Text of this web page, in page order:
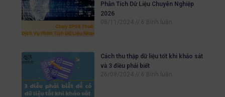
Phân Tích Dữ Liệu Chuyên Nghiệp
2026
08/11/2024
6 Bình luận
Cách thu thập dữ liệu tốt khi khảo sát
và 3 điều phải biết
26/08/2024
6 Bình luận